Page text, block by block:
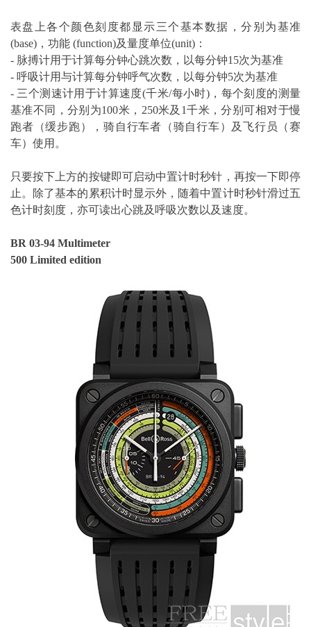
表盘上各个颜色刻度都显示三个基本数据，分别为基准
(base)，功能 (function)及量度单位(unit)：
- 脉搏计用于计算每分钟心跳次数，以每分钟15次为基准
- 呼吸计用与计算每分钟呼气次数，以每分钟5次为基准
- 三个测速计用于计算速度(千米/每小时)，每个刻度的测量
基准不同，分别为100米，250米及1千米，分别可相对于慢
跑者（缓步跑），骑自行车者（骑自行车）及飞行员（赛
车）使用。
只要按下上方的按键即可启动中置计时秒针，再按一下即停
止。除了基本的累积计时显示外，随着中置计时秒针滑过五
色计时刻度，亦可读出心跳及呼吸次数以及速度。
BR 03-94 Multimeter
500 Limited edition